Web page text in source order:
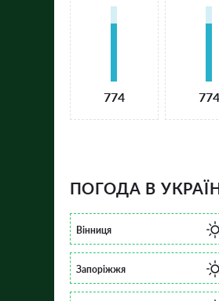
774 774
ПОГОДА В
Вінниця
Запоріжжя